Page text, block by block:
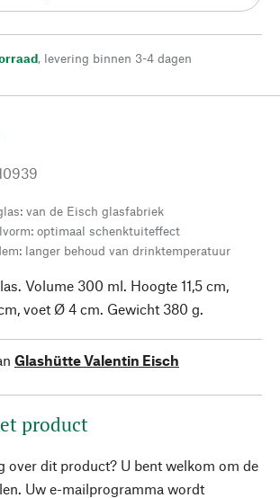
, levering binnen 3-4 dagen
van de Eisch glasfabriek
optimaal schenktuiteffect
langer behoud van drinktemperatuur
Volume 300 ml. Hoogte 11,5 cm,
voet Ø 4 cm. Gewicht 380 g.
Glashütte Valentin Eisch
product
over dit product? U bent welkom om de
Uw e-mailprogramma wordt